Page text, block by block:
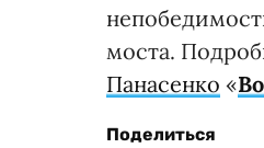
моста.
Панасенко «
Поделиться